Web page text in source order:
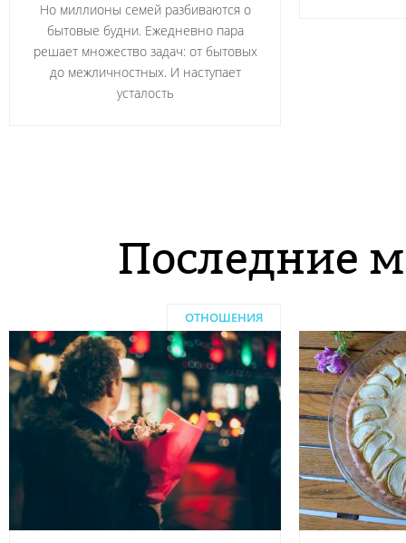
Но миллионы семей разбиваются о
бытовые будни. Ежедневно пара
решает множество задач: от бытовых
до межличностных. И наступает
усталость
Последние
ОТНОШЕНИЯ